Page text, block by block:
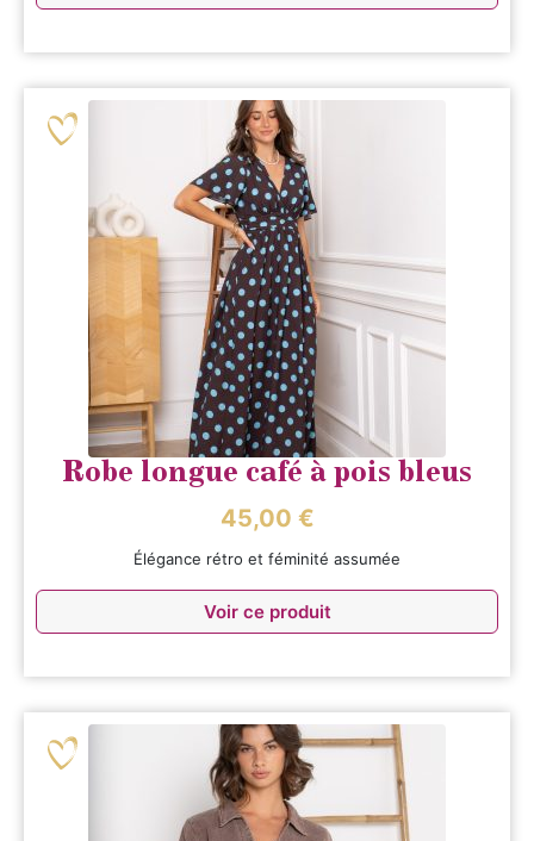
Robe longue café à pois bleus
45,00 €
Élégance rétro et féminité assumée
Voir ce produit